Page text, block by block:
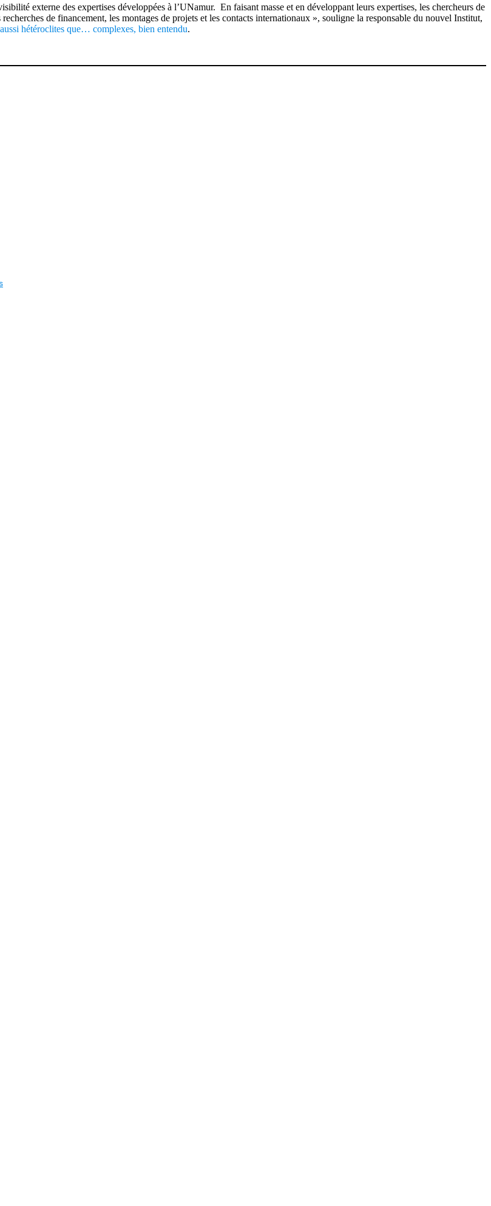
externe des expertises développées à l’UNamur. En faisant masse et en développant leurs expertises, les chercheurs de
de financement, les montages de projets et les contacts internationaux », souligne la responsable du nouvel Institut,
hétéroclites que… complexes, bien entendu.